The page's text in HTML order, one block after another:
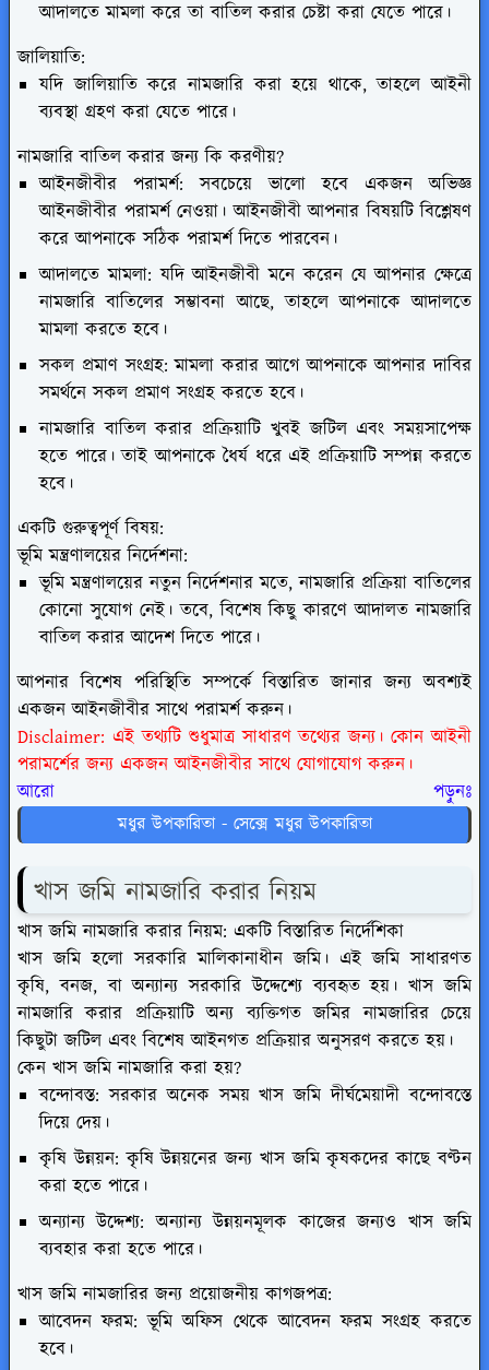
আদালতে মামলা করে তা বাতিল করার চেষ্টা করা যেতে পারে।
জালিয়াতি:
যদি জালিয়াতি করে নামজারি করা হয়ে থাকে, তাহলে আইনী
ব্যবস্থা গ্রহণ করা যেতে পারে।
নামজারি বাতিল করার জন্য কি করণীয়?
আইনজীবীর পরামর্শ: সবচেয়ে ভালো হবে একজন অভিজ্ঞ
আইনজীবীর পরামর্শ নেওয়া। আইনজীবী আপনার বিষয়টি বিশ্লেষণ
করে আপনাকে সঠিক পরামর্শ দিতে পারবেন।
আদালতে মামলা: যদি আইনজীবী মনে করেন যে আপনার ক্ষেত্রে
নামজারি বাতিলের সম্ভাবনা আছে, তাহলে আপনাকে আদালতে
মামলা করতে হবে।
সকল প্রমাণ সংগ্রহ: মামলা করার আগে আপনাকে আপনার দাবির
সমর্থনে সকল প্রমাণ সংগ্রহ করতে হবে।
নামজারি বাতিল করার প্রক্রিয়াটি খুবই জটিল এবং সময়সাপেক্ষ
হতে পারে। তাই আপনাকে ধৈর্য ধরে এই প্রক্রিয়াটি সম্পন্ন করতে
হবে।
একটি গুরুত্বপূর্ণ বিষয়:
ভূমি মন্ত্রণালয়ের নির্দেশনা:
ভূমি মন্ত্রণালয়ের নতুন নির্দেশনার মতে, নামজারি প্রক্রিয়া বাতিলের
কোনো সুযোগ নেই। তবে, বিশেষ কিছু কারণে আদালত নামজারি
বাতিল করার আদেশ দিতে পারে।
আপনার বিশেষ পরিস্থিতি সম্পর্কে বিস্তারিত জানার জন্য অবশ্যই
একজন আইনজীবীর সাথে পরামর্শ করুন।
Disclaimer: এই তথ্যটি শুধুমাত্র সাধারণ তথ্যের জন্য। কোন আইনী
পরামর্শের জন্য একজন আইনজীবীর সাথে যোগাযোগ করুন।
আরো পড়ুনঃ
মধুর উপকারিতা - সেক্সে মধুর উপকারিতা
খাস জমি নামজারি করার নিয়ম
খাস জমি নামজারি করার নিয়ম: একটি বিস্তারিত নির্দেশিকা
খাস জমি হলো সরকারি মালিকানাধীন জমি। এই জমি সাধারণত
কৃষি, বনজ, বা অন্যান্য সরকারি উদ্দেশ্যে ব্যবহৃত হয়। খাস জমি
নামজারি করার প্রক্রিয়াটি অন্য ব্যক্তিগত জমির নামজারির চেয়ে
কিছুটা জটিল এবং বিশেষ আইনগত প্রক্রিয়ার অনুসরণ করতে হয়।
কেন খাস জমি নামজারি করা হয়?
বন্দোবস্ত: সরকার অনেক সময় খাস জমি দীর্ঘমেয়াদী বন্দোবস্তে
দিয়ে দেয়।
কৃষি উন্নয়ন: কৃষি উন্নয়নের জন্য খাস জমি কৃষকদের কাছে বণ্টন
করা হতে পারে।
অন্যান্য উদ্দেশ্য: অন্যান্য উন্নয়নমূলক কাজের জন্যও খাস জমি
ব্যবহার করা হতে পারে।
খাস জমি নামজারির জন্য প্রয়োজনীয় কাগজপত্র:
আবেদন ফরম: ভূমি অফিস থেকে আবেদন ফরম সংগ্রহ করতে
হবে।